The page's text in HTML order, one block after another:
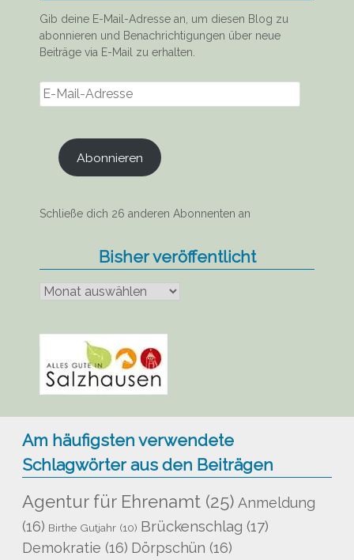
Gib deine E-Mail-Adresse an, um diesen Blog zu
abonnieren und Benachrichtigungen über neue
Beiträge via E-Mail zu erhalten.
E-
Mail-
Abonnieren
Schließe dich 26 anderen Abonnenten an
Bisher veröffentlicht
veröffentlicht
Am häufigsten verwendete
Schlagwörter aus den Beiträgen
Agentur für Ehrenamt (25) Anmeldung
(16) Birthe Gutjahr (10) Brückenschlag (17)
Demokratie (16) Dörpschün (16)